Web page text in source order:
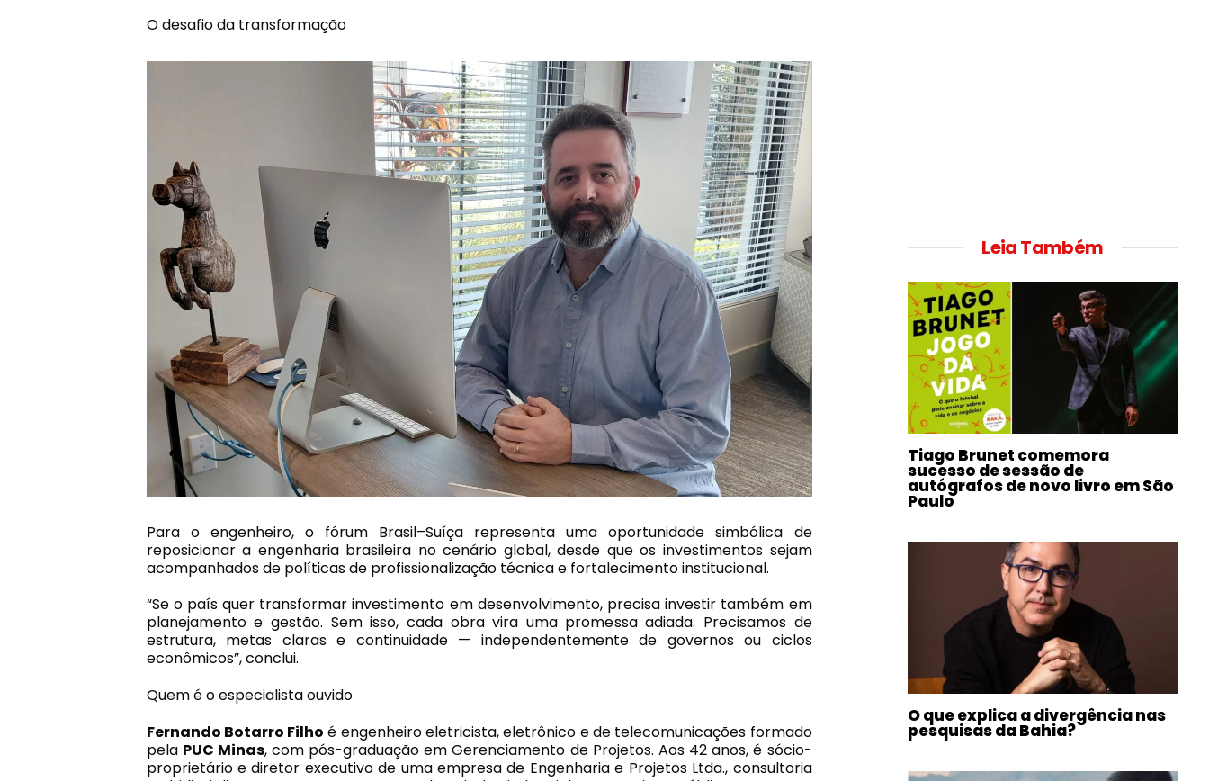
O desafio da transformação
Para o engenheiro, o fórum Brasil–Suíça representa uma oportunidade simbólica de
reposicionar a engenharia brasileira no cenário global, desde que os investimentos sejam
acompanhados de políticas de profissionalização técnica e fortalecimento institucional.
“Se o país quer transformar investimento em desenvolvimento, precisa investir também em
planejamento e gestão. Sem isso, cada obra vira uma promessa adiada. Precisamos de
estrutura, metas claras e continuidade — independentemente de governos ou ciclos
econômicos”, conclui.
Quem é o especialista ouvido
Fernando Botarro Filho é engenheiro eletricista, eletrônico e de telecomunicações formado
pela PUC Minas, com pós-graduação em Gerenciamento de Projetos. Aos 42 anos, é sócio-
proprietário e diretor executivo de uma empresa de Engenharia e Projetos Ltda., consultoria
Leia Também
Tiago Brunet comemora
sucesso de sessão de
autógrafos de novo livro em São
Paulo
O que explica a divergência nas
pesquisas da Bahia?